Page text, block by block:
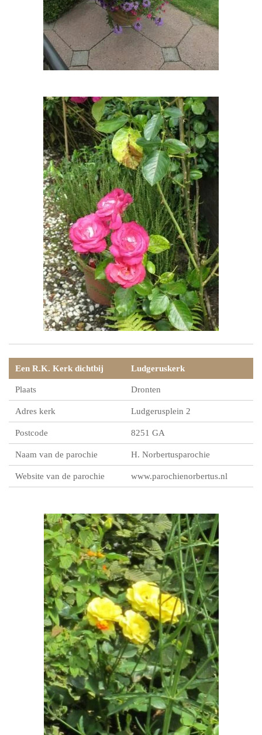
Een R.K. Kerk dichtbij Ludgeruskerk
Plaats Dronten
Adres kerk Ludgerusplein 2
Postcode 8251 GA
Naam van de parochie H. Norbertusparochie
Website van de parochie www.parochienorbertus.nl